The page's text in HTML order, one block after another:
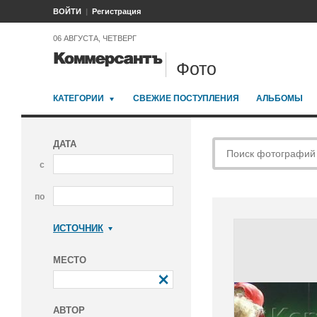
ВОЙТИ Регистрация
06 АВГУСТА, ЧЕТВЕРГ
Фото
КАТЕГОРИИ СВЕЖИЕ ПОСТУПЛЕНИЯ АЛЬБОМЫ
ДАТА
с
по
ИСТОЧНИК
МЕСТО
АВТОР